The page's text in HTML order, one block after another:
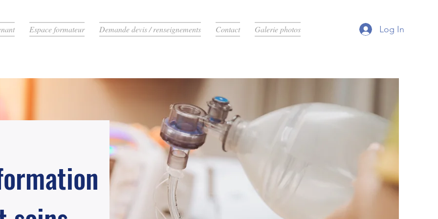
Espace formateur Demande devis / renseignements Contact Galerie photos Log In